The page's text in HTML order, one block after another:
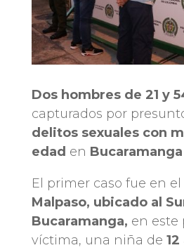
Dos hombres de 21 y
capturados por
delitos sexuales con
edad en
El primer caso fue en el
Malpaso, ubicado al
Bucaramanga, en este
víctima, una niña de